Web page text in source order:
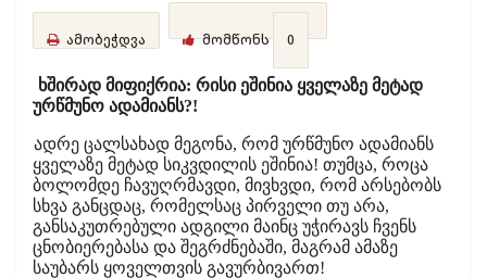
ამობეჭდვა მომწონს 0
ხშირად მიფიქრია: რისი ეშინია ყველაზე მეტად
ურწმუნო ადამიანს?!
ადრე ცალსახად მეგონა, რომ ურწმუნო ადამიანს
ყველაზე მეტად სიკვდილის ეშინია! თუმცა, როცა
ბოლომდე ჩავუღრმავდი, მივხვდი, რომ არსებობს
სხვა განცდაც, რომელსაც პირველი თუ არა,
განსაკუთრებული ადგილი მაინც უჭირავს ჩვენს
ცნობიერებასა და შეგრძნებაში, მაგრამ ამაზე
საუბარს ყოველთვის გავურბივართ!